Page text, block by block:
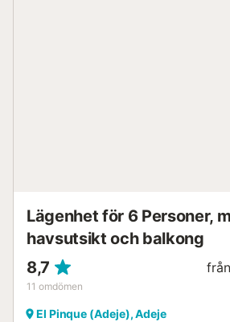
Lägenhet för 6 Personer,
havsutsikt och balkong
8,7
11 omdömen
från
El Pinque (Adeje), Adeje